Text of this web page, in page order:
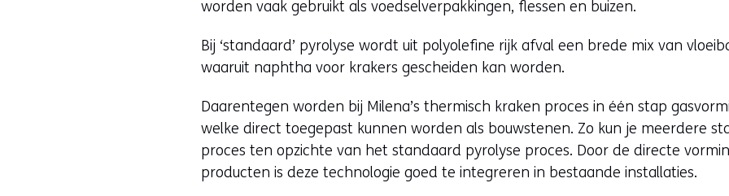
worden vaak gebruikt als voedselverpakkingen, flessen en buizen.
Bij ‘standaard’ pyrolyse wordt uit polyolefine rijk afval een brede mix van
waaruit naphtha voor krakers gescheiden kan worden.
Daarentegen worden bij Milena’s thermisch kraken proces in één stap
welke direct toegepast kunnen worden als bouwstenen. Zo kun je meerdere
proces ten opzichte van het standaard pyrolyse proces. Door de directe
producten is deze technologie goed te integreren in bestaande installaties.